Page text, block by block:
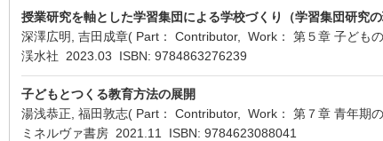
授業研究を軸とした学習集団による学校づくり（学習集団研究
深澤広明, 吉田成章( Part： Contributor, Work： 第５章 子ども
渓水社 2023.03 ISBN: 9784863276239
子どもとつくる教育方法の展開
湯浅恭正, 福田敦志( Part： Contributor, Work： 第７章 青年期
ミネルヴァ書房 2021.11 ISBN: 9784623088041